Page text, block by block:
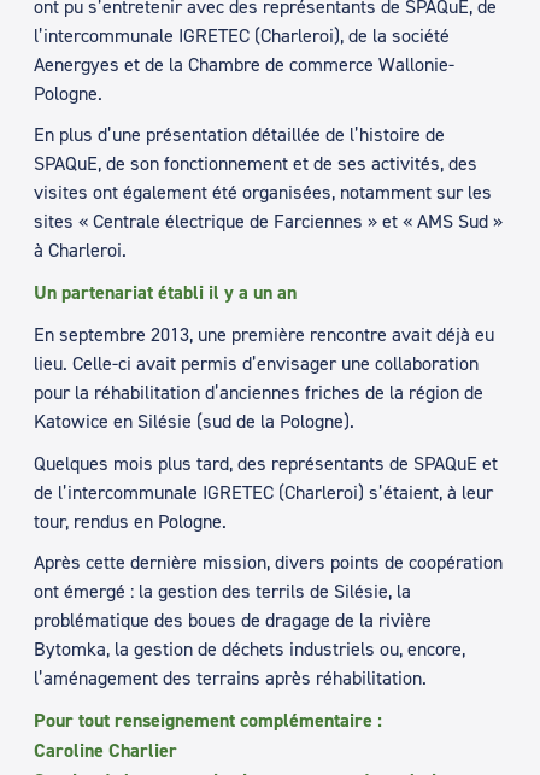
ont pu s’entretenir avec des représentants de SPAQuE, de
l’intercommunale IGRETEC (Charleroi), de la société
Aenergyes et de la Chambre de commerce Wallonie-
Pologne.
En plus d’une présentation détaillée de l’histoire de
SPAQuE, de son fonctionnement et de ses activités, des
visites ont également été organisées, notamment sur les
sites « Centrale électrique de Farciennes » et « AMS Sud »
à Charleroi.
Un partenariat établi il y a un an
En septembre 2013, une première rencontre avait déjà eu
lieu. Celle-ci avait permis d’envisager une collaboration
pour la réhabilitation d’anciennes friches de la région de
Katowice en Silésie (sud de la Pologne).
Quelques mois plus tard, des représentants de SPAQuE et
de l’intercommunale IGRETEC (Charleroi) s’étaient, à leur
tour, rendus en Pologne.
Après cette dernière mission, divers points de coopération
ont émergé : la gestion des terrils de Silésie, la
problématique des boues de dragage de la rivière
Bytomka, la gestion de déchets industriels ou, encore,
l’aménagement des terrains après réhabilitation.
Pour tout renseignement complémentaire :
Caroline Charlier